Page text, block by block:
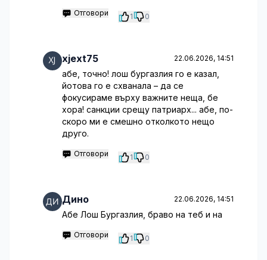
Отговори 1 0
xjext75 22.06.2026, 14:51
абе, точно! лош бургазлия го е казал,
йотова го е схванала – да се
фокусираме върху важните неща, бе
хора! санкции срещу патриарх... абе, по-
скоро ми е смешно отколкото нещо
друго.
Отговори 1 0
Дино 22.06.2026, 14:51
Абе Лош Бургазлия, браво на теб и на
Отговори 1 0